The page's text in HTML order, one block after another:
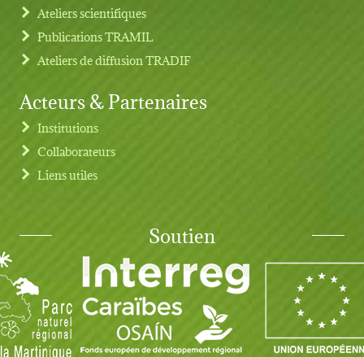
Ateliers scientifiques
Publications TRAMIL
Ateliers de diffusion TRADIF
Acteurs & Partenaires
Institutions
Collaborateurs
Liens utiles
Soutien